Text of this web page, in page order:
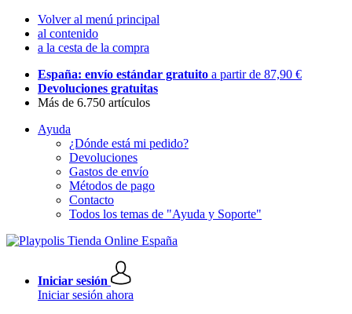
Volver al menú principal
al contenido
a la cesta de la compra
España: envío estándar gratuito a partir de 87,90 €
Devoluciones gratuitas
Más de 6.750 artículos
Ayuda
¿Dónde está mi pedido?
Devoluciones
Gastos de envío
Métodos de pago
Contacto
Todos los temas de "Ayuda y Soporte"
Iniciar sesión
Iniciar sesión ahora